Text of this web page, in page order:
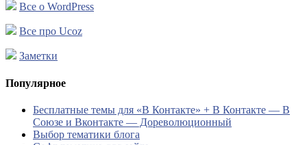
Все о WordPress
Все про Ucoz
Заметки
Популярное
Бесплатные темы для «В Контакте» + В Контакте — В
Союзе и Вконтакте — Дореволюционный
Выбор тематики блога